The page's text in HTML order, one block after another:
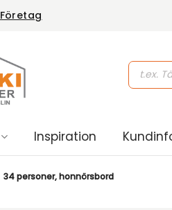
Företag
Products
search
Inspiration
34 personer, honnörsbord